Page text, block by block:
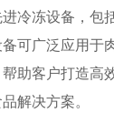
冷冻设备，包
可广泛应用于
助客户打造高
解决方案。